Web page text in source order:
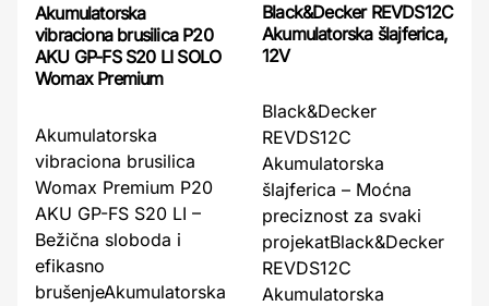
Akumulatorska
vibraciona brusilica P20
AKU GP-FS S20 LI SOLO
Womax Premium
Akumulatorska
vibraciona brusilica
Womax Premium P20
AKU GP-FS S20 LI –
Bežična sloboda i
efikasno
brušenjeAkumulatorska
Black&Decker REVDS12C
Akumulatorska šlajferica,
12V
Black&Decker
REVDS12C
Akumulatorska
šlajferica – Moćna
preciznost za svaki
projekatBlack&Decker
REVDS12C
Akumulatorska